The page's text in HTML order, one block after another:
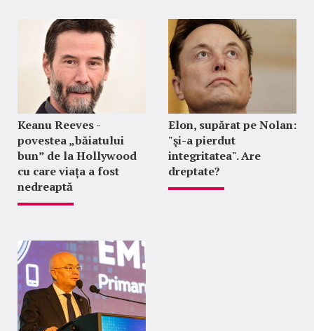
Keanu Reeves -
povestea „băiatului
bun” de la Hollywood
cu care viața a fost
nedreaptă
Elon, supărat pe Nolan:
"şi-a pierdut
integritatea". Are
dreptate?